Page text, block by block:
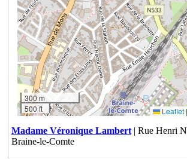
300 m
500 ft
Leaflet |
Madame Véronique Lambert| Rue Henri
Braine-le-Comte